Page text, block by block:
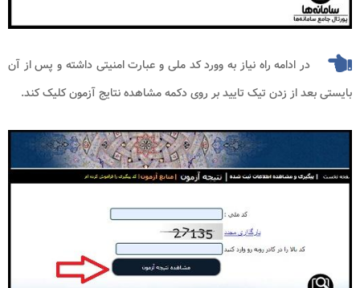
در ادامه راه نیاز به وورد کد ملی و عبارت امنیتی داشته و پس از آن
بایستی بعد از زدن تیک تایید بر روی دکمه مشاهده نتایج آزمون کلیک کند.